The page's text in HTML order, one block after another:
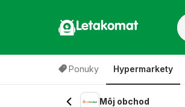
Letakomat
Ponuky Hypermarkety
Môj obchod